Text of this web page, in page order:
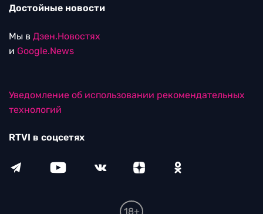
Достойные новости
Мы в Дзен.Новостях
и Google.News
Уведомление об использовании рекомендательных
технологий
RTVI в соцсетях
18+